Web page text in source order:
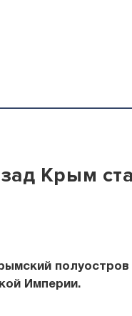
Крым
Империи.